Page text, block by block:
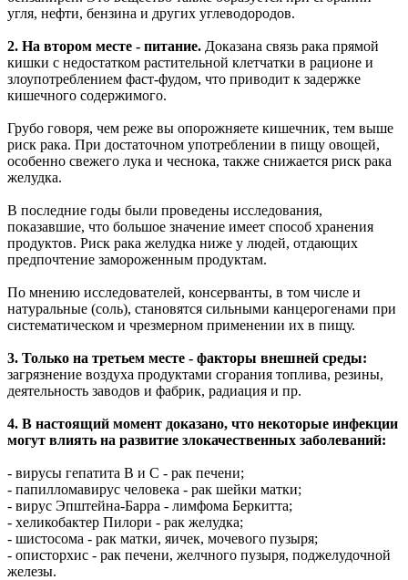
угля, нефти, бензина и других углеводородов.
2. На втором месте - питание. Доказана связь рака прямой
кишки с недостатком растительной клетчатки в рационе и
злоупотреблением фаст-фудом, что приводит к задержке
кишечного содержимого.
Грубо говоря, чем реже вы опорожняете кишечник, тем выше
риск рака. При достаточном употреблении в пищу овощей,
особенно свежего лука и чеснока, также снижается риск рака
желудка.
В последние годы были проведены исследования,
показавшие, что большое значение имеет способ хранения
продуктов. Риск рака желудка ниже у людей, отдающих
предпочтение замороженным продуктам.
По мнению исследователей, консерванты, в том числе и
натуральные (соль), становятся сильными канцерогенами при
систематическом и чрезмерном применении их в пищу.
3. Только на третьем месте - факторы внешней среды:
загрязнение воздуха продуктами сгорания топлива, резины,
деятельность заводов и фабрик, радиация и пр.
4. В настоящий момент доказано, что некоторые инфекции
могут влиять на развитие злокачественных заболеваний:
- вирусы гепатита В и С - рак печени;
- папилломавирус человека - рак шейки матки;
- вирус Эпштейна-Барра - лимфома Беркитта;
- хеликобактер Пилори - рак желудка;
- шистосома - рак матки, яичек, мочевого пузыря;
- описторхис - рак печени, желчного пузыря, поджелудочной
железы.